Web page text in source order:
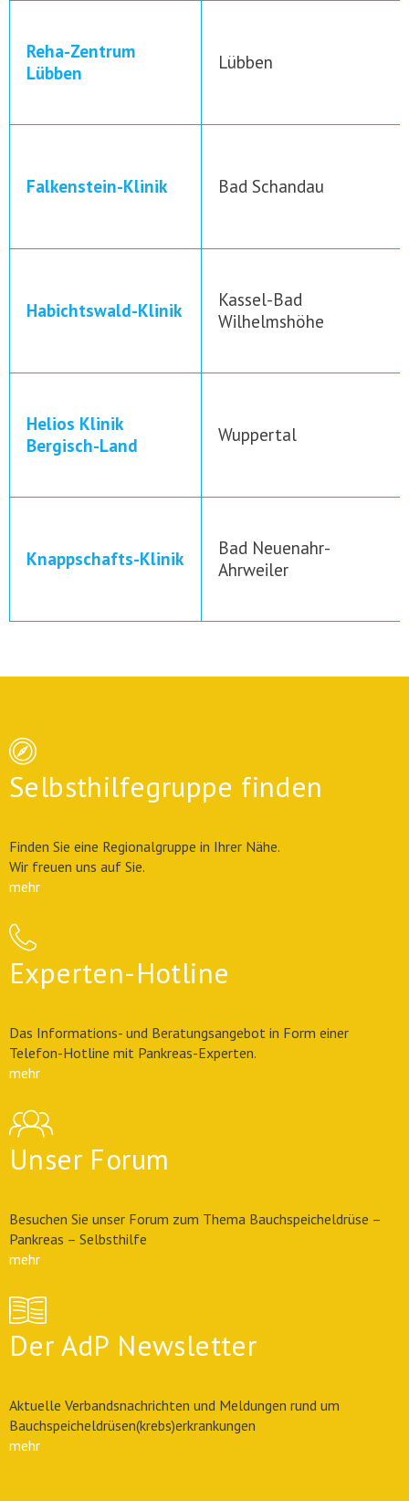
Reha-Zentrum
Lübben
Lübben
Falkenstein-Klinik Bad Schandau
Habichtswald-Klinik
Kassel-Bad
Wilhelmshöhe
Helios Klinik
Bergisch-Land
Wuppertal
Knappschafts-Klinik
Bad Neuenahr-
Ahrweiler
Selbsthilfegruppe finden
Finden Sie eine Regionalgruppe in Ihrer Nähe.
Wir freuen uns auf Sie.
mehr
Experten-Hotline
Das Informations- und Beratungsangebot in Form einer
Telefon-Hotline mit Pankreas-Experten.
mehr
Unser Forum
Besuchen Sie unser Forum zum Thema Bauchspeicheldrüse –
Pankreas – Selbsthilfe
mehr
Der AdP Newsletter
Aktuelle Verbandsnachrichten und Meldungen rund um
Bauchspeicheldrüsen(krebs)erkrankungen
mehr